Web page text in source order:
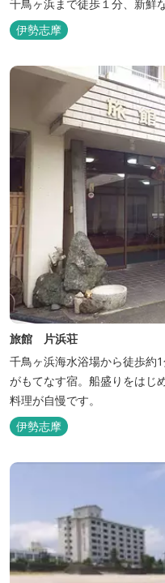
千鳥ヶ浜まで徒歩１分、新鮮
伊勢志摩
旅館 片浜荘
千鳥ヶ浜海水浴場から徒歩約
がもてなす宿。船盛りをはじ
料理が自慢です。
伊勢志摩